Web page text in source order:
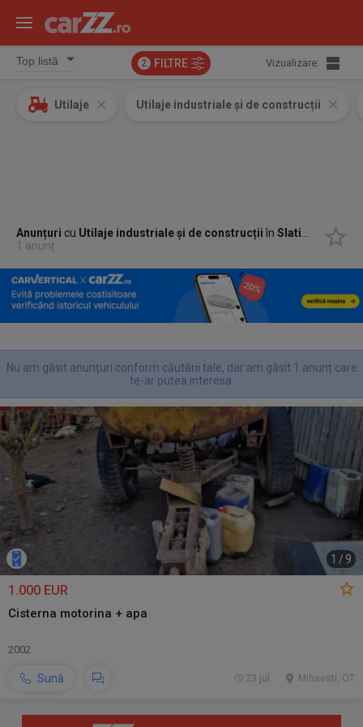
2 FILTRE Vizualizare:
Utilaje Utilaje industriale și de construcții
Anunțuri cu Utilaje industriale și de construcțiiînSlatina, Olt
1 anunț
Nu am găsit anunțuri conform căutării tale, dar am găsit 1 anunț care
te-ar putea interesa.
1 / 9
1.000 EUR
Cisterna motorina + apa
2002
Sună Mihaesti, OT
23 jul.